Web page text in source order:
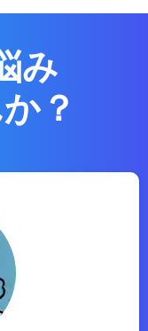
み
？